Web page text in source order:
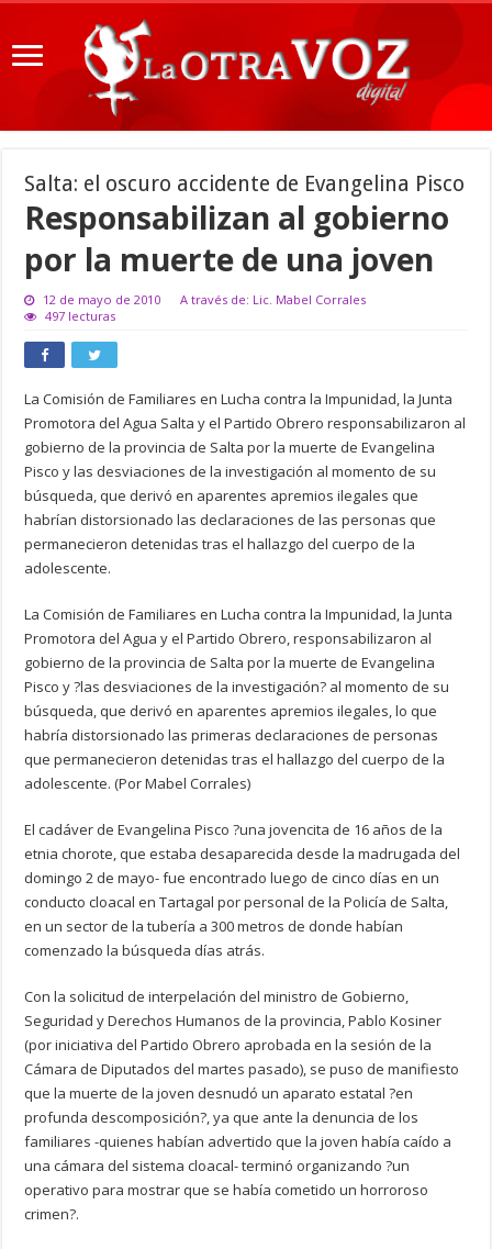
Salta: el oscuro accidente de Evangelina Pisco
Responsabilizan al gobierno
por la muerte de una joven
12 de mayo de 2010
A través de: Lic. Mabel Corrales
497 lecturas
La Comisión de Familiares en Lucha contra la Impunidad, la Junta
Promotora del Agua Salta y el Partido Obrero responsabilizaron al
gobierno de la provincia de Salta por la muerte de Evangelina
Pisco y las desviaciones de la investigación al momento de su
búsqueda, que derivó en aparentes apremios ilegales que
habrían distorsionado las declaraciones de las personas que
permanecieron detenidas tras el hallazgo del cuerpo de la
adolescente.
La Comisión de Familiares en Lucha contra la Impunidad, la Junta
Promotora del Agua y el Partido Obrero, responsabilizaron al
gobierno de la provincia de Salta por la muerte de Evangelina
Pisco y ?las desviaciones de la investigación? al momento de su
búsqueda, que derivó en aparentes apremios ilegales, lo que
habría distorsionado las primeras declaraciones de personas
que permanecieron detenidas tras el hallazgo del cuerpo de la
adolescente. (Por Mabel Corrales)
El cadáver de Evangelina Pisco ?una jovencita de 16 años de la
etnia chorote, que estaba desaparecida desde la madrugada del
domingo 2 de mayo- fue encontrado luego de cinco días en un
conducto cloacal en Tartagal por personal de la Policía de Salta,
en un sector de la tubería a 300 metros de donde habían
comenzado la búsqueda días atrás.
Con la solicitud de interpelación del ministro de Gobierno,
Seguridad y Derechos Humanos de la provincia, Pablo Kosiner
(por iniciativa del Partido Obrero aprobada en la sesión de la
Cámara de Diputados del martes pasado), se puso de manifiesto
que la muerte de la joven desnudó un aparato estatal ?en
profunda descomposición?, ya que ante la denuncia de los
familiares -quienes habían advertido que la joven había caído a
una cámara del sistema cloacal- terminó organizando ?un
operativo para mostrar que se había cometido un horroroso
crimen?.